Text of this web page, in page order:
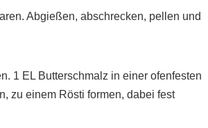
Abgießen, abschrecken, pellen und
1 EL Butterschmalz in einer ofenfesten
zu einem Rösti formen, dabei fest